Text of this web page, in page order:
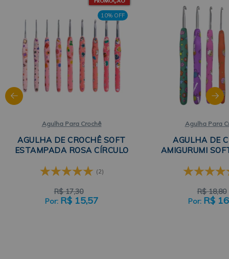
10% OFF
Agulha Para Crochê
AGULHA DE CROCHÊ SOFT
ESTAMPADA ROSA CÍRCULO
(2)
R$ 17,30
R$ 15,57
Agulha Para
AGULHA DE
AMIGURUMI
R$ 18,80
R$